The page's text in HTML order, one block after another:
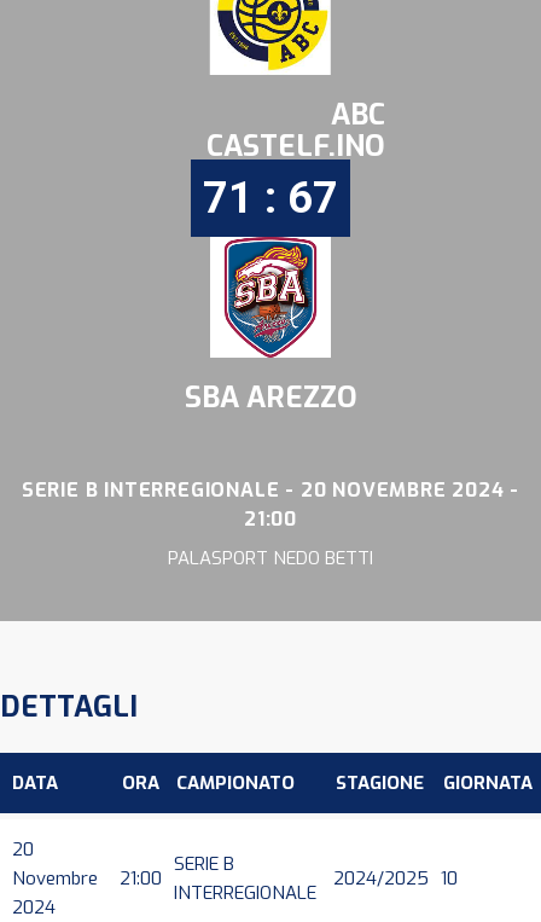
ABC
CASTELF.INO
71 : 67
SBA AREZZO
SERIE B INTERREGIONALE - 20 NOVEMBRE 2024 -
21:00
PALASPORT NEDO BETTI
DETTAGLI
DATA ORA CAMPIONATO STAGIONE GIORNATA
20
Novembre
2024
21:00
SERIE B
INTERREGIONALE
2024/2025 10